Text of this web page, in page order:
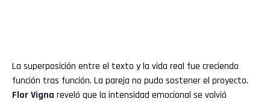
La superposición entre el texto y la vida real fue creciendo
función tras función. La pareja no pudo sostener el proyecto.
FlorVigna reveló que la intensidad emocional se volvió